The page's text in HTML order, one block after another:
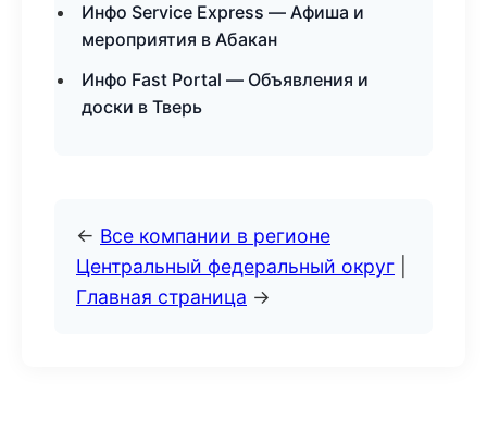
Инфо Service Express — Афиша и
мероприятия в Абакан
Инфо Fast Portal — Объявления и
доски в Тверь
← Все компании в регионе
Центральный федеральный округ
Главная страница →